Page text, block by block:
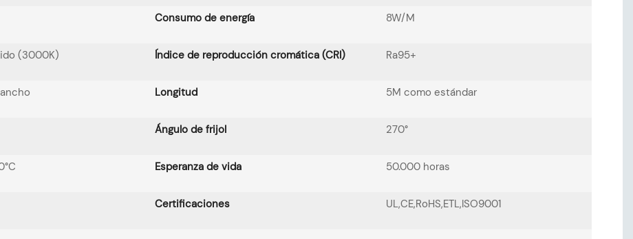
Consumo de energía 8W/M
(3000K) Índice de reproducción cromática (CRI) Ra95+
Longitud 5M como estándar
Ángulo de frijol 270°
Esperanza de vida 50.000 horas
Certificaciones UL,CE,RoHS,ETL,ISO9001